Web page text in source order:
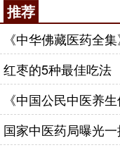
推荐
《中华佛藏医药全
红枣的5种最佳吃法
《中国公民中医养
国家中医药局曝光